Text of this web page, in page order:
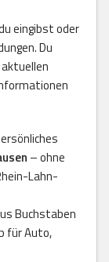
eingibst oder
Du
– ohne
Lahn-
Buchstaben
für Auto,